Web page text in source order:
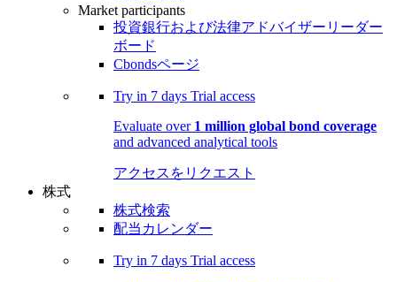
Market participants
投資銀行および法律アドバイザーリーダー
ボード
Cbondsページ
Try in 7 days Trial access
Evaluate over 1 million global bond coverage
and advanced analytical tools
アクセスをリクエスト
株式
株式検索
配当カレンダー
Try in 7 days Trial access